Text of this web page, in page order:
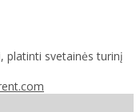
platinti svetainės turinį